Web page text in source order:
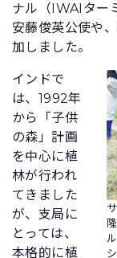
ナル（IWAIター
安藤俊英公使や
加しました。
インドで
は、1992年
から「子供
の森」計画
を中心に植
林が行われ
てきました
が、支局に
とっては、
本格的に植